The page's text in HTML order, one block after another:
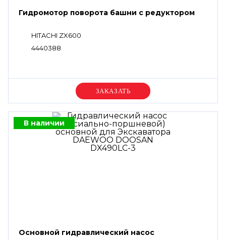
Гидромотор поворота башни с редуктором
HITACHI ZX600
4440388
Уточняйте цену
В наличии
Основной гидравлический насос